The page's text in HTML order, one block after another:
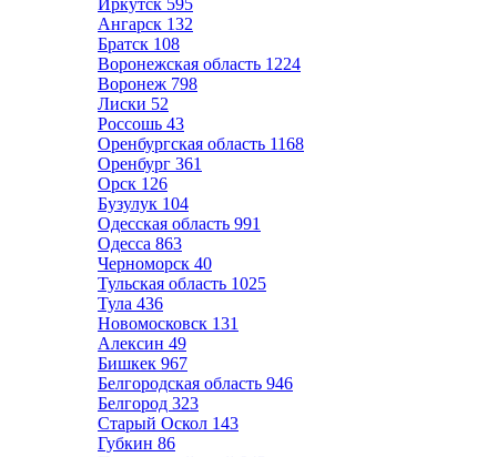
Иркутск 595
Ангарск 132
Братск 108
Воронежская область 1224
Воронеж 798
Лиски 52
Россошь 43
Оренбургская область 1168
Оренбург 361
Орск 126
Бузулук 104
Одесская область 991
Одесса 863
Черноморск 40
Тульская область 1025
Тула 436
Новомосковск 131
Алексин 49
Бишкек 967
Белгородская область 946
Белгород 323
Старый Оскол 143
Губкин 86